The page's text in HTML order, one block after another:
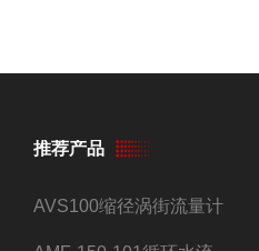
推荐产品
AVS100缩径涡街流量计